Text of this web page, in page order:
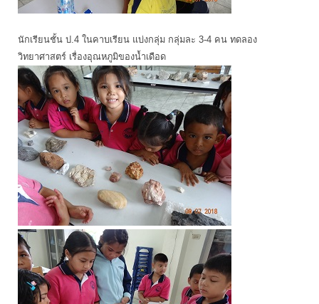
นักเรียนชั้น ป.4 ในคาบเรียน แบ่งกลุ่ม กลุ่มละ 3-4 คน ทดลอง
วิทยาศาสตร์ เรื่องอุณหภูมิของน้ำเดือด